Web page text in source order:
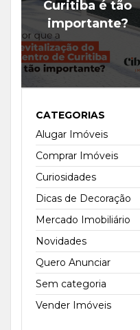
Curitiba é tão
importante?
CATEGORIAS
Alugar Imóveis
Comprar Imóveis
Curiosidades
Dicas de Decoração
Mercado Imobiliário
Novidades
Quero Anunciar
Sem categoria
Vender Imóveis